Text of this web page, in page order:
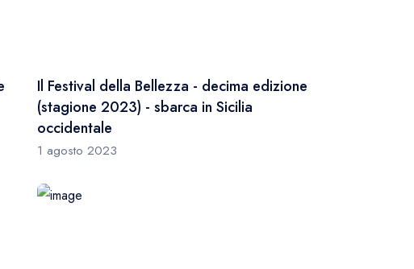
Il Festival della Bellezza - decima edizione
(stagione 2023) - sbarca in Sicilia
occidentale
1 agosto 2023